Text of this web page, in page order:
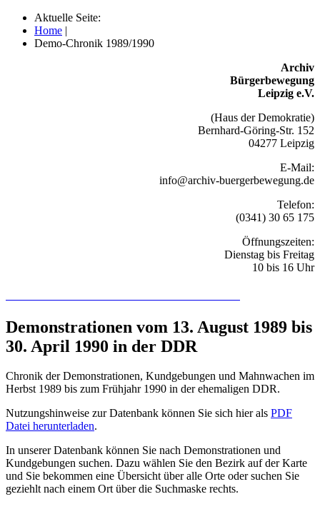
Aktuelle Seite:
Home |
Demo-Chronik 1989/1990
Archiv
Bürgerbewegung
Leipzig e.V.
(Haus der Demokratie)
Bernhard-Göring-Str. 152
04277 Leipzig
E-Mail:
info@archiv-buergerbewegung.de
Telefon:
(0341) 30 65 175
Öffnungszeiten:
Dienstag bis Freitag
10 bis 16 Uhr
Demonstrationen vom 13. August 1989 bis
30. April 1990 in der DDR
Chronik der Demonstrationen, Kundgebungen und Mahnwachen im
Herbst 1989 bis zum Frühjahr 1990 in der ehemaligen DDR.
Nutzungshinweise zur Datenbank können Sie sich hier als PDF
Datei herunterladen.
In unserer Datenbank können Sie nach Demonstrationen und
Kundgebungen suchen. Dazu wählen Sie den Bezirk auf der Karte
und Sie bekommen eine Übersicht über alle Orte oder suchen Sie
geziehlt nach einem Ort über die Suchmaske rechts.